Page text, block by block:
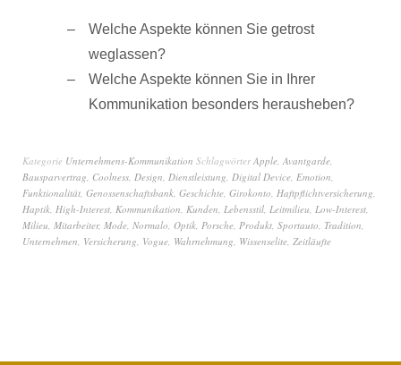
Welche Aspekte können Sie getrost
weglassen?
Welche Aspekte können Sie in Ihrer
Kommunikation besonders herausheben?
Kategorie Unternehmens-Kommunikation SchlagwörterApple, Avantgarde,
Bausparvertrag, Coolness, Design, Dienstleistung, Digital Device, Emotion,
Funktionalität, Genossenschaftsbank, Geschichte, Girokonto, Haftpflichtversicherung,
Haptik, High-Interest, Kommunikation, Kunden, Lebensstil, Leitmilieu, Low-Interest,
Milieu, Mitarbeiter, Mode, Normalo, Optik, Porsche, Produkt, Sportauto, Tradition,
Unternehmen, Versicherung, Vogue, Wahrnehmung, Wissenselite, Zeitläufte